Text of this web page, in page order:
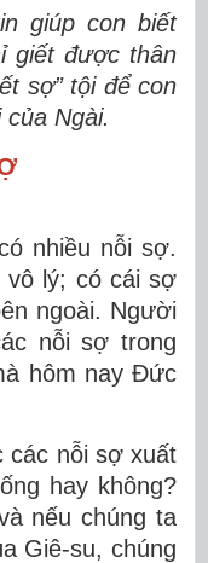
giúp con biết
giết được thân
sợ” tội để con
Ngài.
nhiều nỗi sợ.
lý; có cái sợ
ngoài. Người
nỗi sợ trong
hôm nay Đức
các nỗi sợ xuất
hay không?
nếu chúng ta
Giê-su, chúng